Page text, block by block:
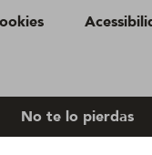
No te lo pierdas